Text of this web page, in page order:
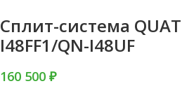
Сплит-система
I48FF1/QN-I48UF
160 500 ₽